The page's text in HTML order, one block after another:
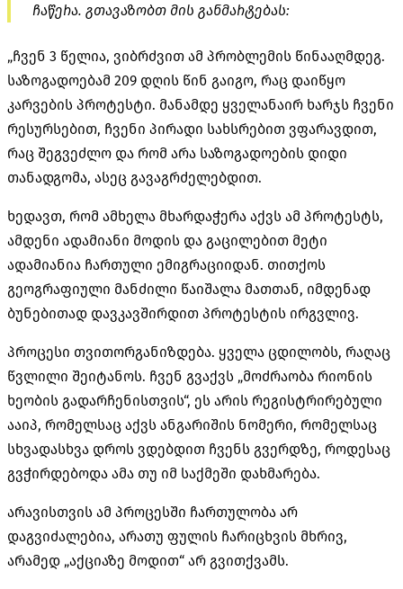
ჩაწერა. გთავაზობთ მის განმარტებას:
„ჩვენ 3 წელია, ვიბრძვით ამ პრობლემის წინააღმდეგ.
საზოგადოებამ 209 დღის წინ გაიგო, რაც დაიწყო
კარვების პროტესტი. მანამდე ყველანაირ ხარჯს ჩვენი
რესურსებით, ჩვენი პირადი სახსრებით ვფარავდით,
რაც შეგვეძლო და რომ არა საზოგადოების დიდი
თანადგომა, ასეც გავაგრძელებდით.
ხედავთ, რომ ამხელა მხარდაჭერა აქვს ამ პროტესტს,
ამდენი ადამიანი მოდის და გაცილებით მეტი
ადამიანია ჩართული ემიგრაციიდან. თითქოს
გეოგრაფიული მანძილი წაიშალა მათთან, იმდენად
ბუნებითად დავკავშირდით პროტესტის ირგვლივ.
პროცესი თვითორგანიზდება. ყველა ცდილობს, რაღაც
წვლილი შეიტანოს. ჩვენ გვაქვს „მოძრაობა რიონის
ხეობის გადარჩენისთვის“, ეს არის რეგისტრირებული
ააიპ, რომელსაც აქვს ანგარიშის ნომერი, რომელსაც
სხვადასხვა დროს ვდებდით ჩვენს გვერდზე, როდესაც
გვჭირდებოდა ამა თუ იმ საქმეში დახმარება.
არავისთვის ამ პროცესში ჩართულობა არ
დაგვიძალებია, არათუ ფულის ჩარიცხვის მხრივ,
არამედ „აქციაზე მოდით“ არ გვითქვამს.